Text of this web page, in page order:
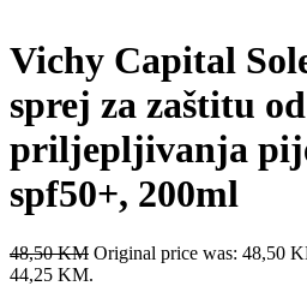
Vichy Capital
sprej za zaštitu
priljepljivanja
spf50+, 200ml
48,50KM Original price was: 48,50
44,25 KM.